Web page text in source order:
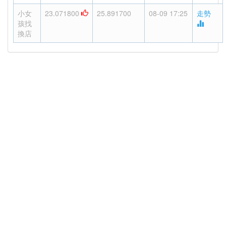
小女
孩找
換店
23.071800 25.891700 08-09 17:25 走勢